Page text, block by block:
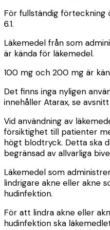
För fullständig förteckning
6.1.
Läkemedel från som
är kända för läkemedel.
100 mg och 200 mg är
Det finns inga nyligen
innehåller Atarax, se
Vid användning av
försiktighet till patienter
högt blodtryck. Detta ska
begränsad av allvarliga
Läkemedel som
lindrigare akne eller akne
hudinfektion.
För att lindra akne eller
hudinfektion ska